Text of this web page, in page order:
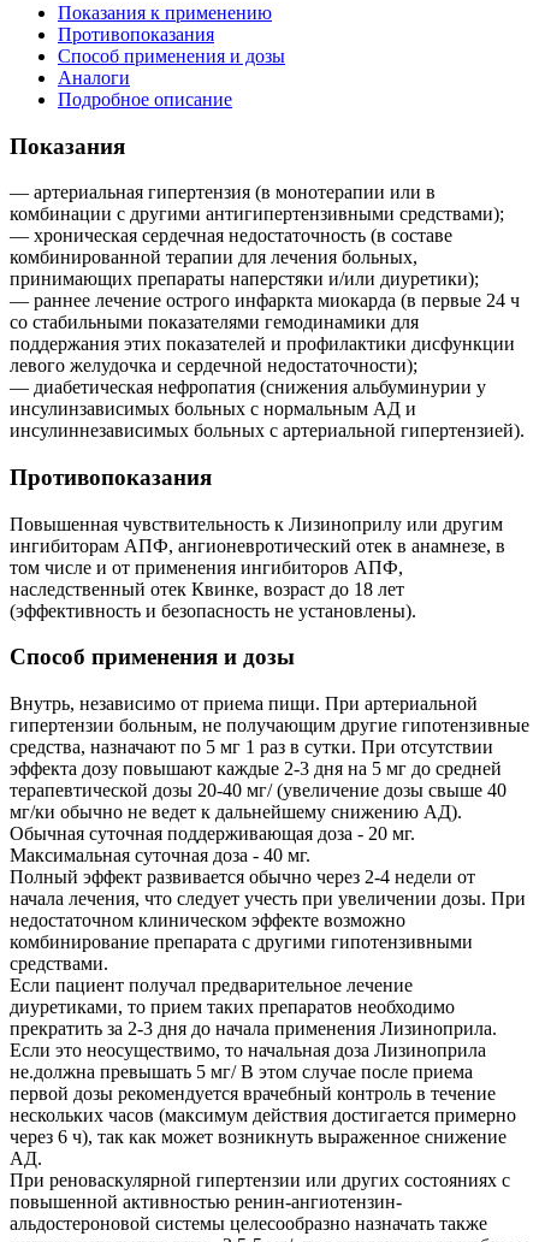
Показания к применению
Противопоказания
Способ применения и дозы
Аналоги
Подробное описание
Показания
— артериальная гипертензия (в монотерапии или в
комбинации с другими антигипертензивными средствами);
— хроническая сердечная недостаточность (в составе
комбинированной терапии для лечения больных,
принимающих препараты наперстяки и/или диуретики);
— раннее лечение острого инфаркта миокарда (в первые 24 ч
со стабильными показателями гемодинамики для
поддержания этих показателей и профилактики дисфункции
левого желудочка и сердечной недостаточности);
— диабетическая нефропатия (снижения альбуминурии у
инсулинзависимых больных с нормальным АД и
инсулиннезависимых больных с артериальной гипертензией).
Противопоказания
Повышенная чувствительность к Лизиноприлу или другим
ингибиторам АПФ, ангионевротический отек в анамнезе, в
том числе и от применения ингибиторов АПФ,
наследственный отек Квинке, возраст до 18 лет
(эффективность и безопасность не установлены).
Способ применения и дозы
Внутрь, независимо от приема пищи. При артериальной
гипертензии больным, не получающим другие гипотензивные
средства, назначают по 5 мг 1 раз в сутки. При отсутствии
эффекта дозу повышают каждые 2-3 дня на 5 мг до средней
терапевтической дозы 20-40 мг/ (увеличение дозы свыше 40
мг/ки обычно не ведет к дальнейшему снижению АД).
Обычная суточная поддерживающая доза - 20 мг.
Максимальная суточная доза - 40 мг.
Полный эффект развивается обычно через 2-4 недели от
начала лечения, что следует учесть при увеличении дозы. При
недостаточном клиническом эффекте возможно
комбинирование препарата с другими гипотензивными
средствами.
Если пациент получал предварительное лечение
диуретиками, то прием таких препаратов необходимо
прекратить за 2-3 дня до начала применения Лизиноприла.
Если это неосуществимо, то начальная доза Лизиноприла
не.должна превышать 5 мг/ В этом случае после приема
первой дозы рекомендуется врачебный контроль в течение
нескольких часов (максимум действия достигается примерно
через 6 ч), так как может возникнуть выраженное снижение
АД.
При реноваскулярной гипертензии или других состояниях с
повышенной активностью ренин-ангиотензин-
альдостероновой системы целесообразно назначать также